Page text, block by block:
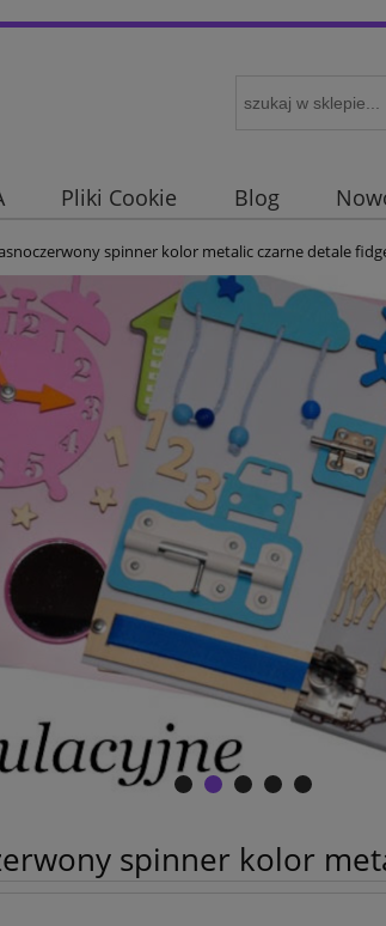
Pliki Cookie Blog
spinner kolor metalic czarne detale
spinner kolor